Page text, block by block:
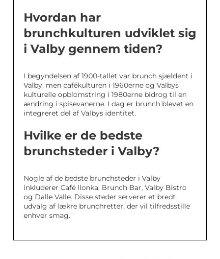
Hvordan har
brunchkulturen udviklet sig
i Valby gennem tiden?
I begyndelsen af 1900-tallet var brunch sjældent i
Valby, men cafékulturen i 1960erne og Valbys
kulturelle opblomstring i 1980erne bidrog til en
ændring i spisevanerne. I dag er brunch blevet en
integreret del af Valbys identitet.
Hvilke er de bedste
brunchsteder i Valby?
Nogle af de bedste brunchsteder i Valby
inkluderer Café Ilonka, Brunch Bar, Valby Bistro
og Dalle Valle. Disse steder serverer et bredt
udvalg af lækre brunchretter, der vil tilfredsstille
enhver smag.